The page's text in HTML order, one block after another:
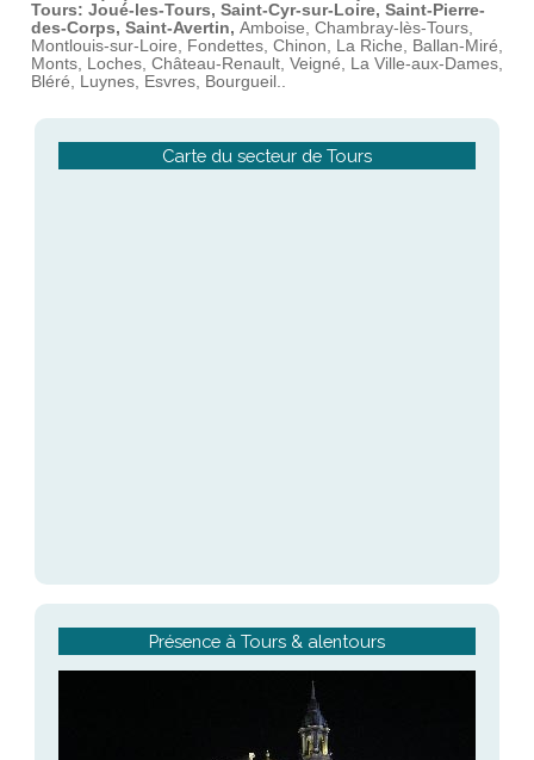
Tours: Joué-les-Tours, Saint-Cyr-sur-Loire, Saint-Pierre-
des-Corps, Saint-Avertin, Amboise, Chambray-lès-Tours,
Montlouis-sur-Loire, Fondettes, Chinon, La Riche, Ballan-Miré,
Monts, Loches, Château-Renault, Veigné, La Ville-aux-Dames,
Bléré, Luynes, Esvres, Bourgueil..
Carte du secteur de Tours
Présence à Tours & alentours